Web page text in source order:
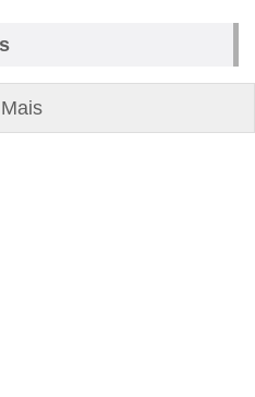
Mais